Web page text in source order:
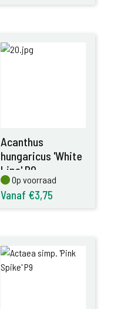
Acanthus
hungaricus 'White
Lips' P9
Op voorraad
Op voorraad
Vanaf €3,75